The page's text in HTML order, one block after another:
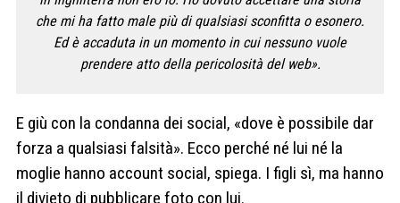
che mi ha fatto male più di qualsiasi sconfitta o esonero.
Ed è accaduta in un momento in cui nessuno vuole
prendere atto della pericolosità del web».
E giù con la condanna dei social, «dove è possibile dar
forza a qualsiasi falsità». Ecco perché né lui né la
moglie hanno account social, spiega. I figli sì, ma hanno
il divieto di pubblicare foto con lui.